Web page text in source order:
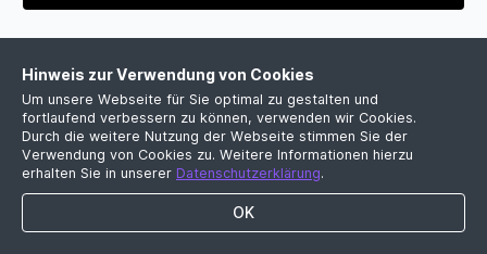
Noch kein Firmenkonto?
Jetzt kostenlose Demo vereinbaren
Hinweis zur Verwendung von Cookies
Um unsere Webseite für Sie optimal zu gestalten und
fortlaufend verbessern zu können, verwenden wir Cookies.
Durch die weitere Nutzung der Webseite stimmen Sie der
Verwendung von Cookies zu. Weitere Informationen hierzu
erhalten Sie in unserer Datenschutzerklärung.
OK